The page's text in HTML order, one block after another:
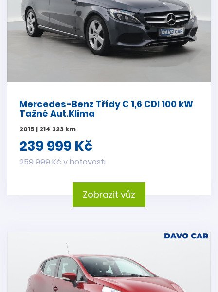
Mercedes-Benz Třídy C 1,6 CDI 100 kW
Tažné Aut.Klima
2015 | 214 323 km
239 999 Kč
259 999 Kč v hotovosti
Zobrazit vůz